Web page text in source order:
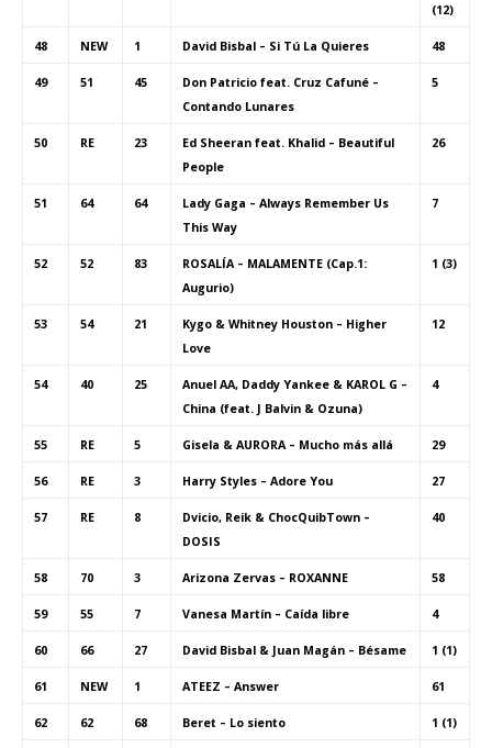
(12)
48 NEW 1 David Bisbal – Si Tú La Quieres 48
49 51 45
Don Patricio feat. Cruz Cafuné –
Contando Lunares
5
50 RE 23
Ed Sheeran feat. Khalid – Beautiful
People
26
51 64 64
Lady Gaga – Always Remember Us
This Way
7
52 52 83
ROSALÍA – MALAMENTE (Cap.1:
Augurio)
1 (3)
53 54 21
Kygo & Whitney Houston – Higher
Love
12
54 40 25
Anuel AA, Daddy Yankee & KAROL G –
China (feat. J Balvin & Ozuna)
4
55 RE 5 Gisela & AURORA – Mucho más allá 29
56 RE 3 Harry Styles – Adore You 27
57 RE 8
Dvicio, Reik & ChocQuibTown –
DOSIS
40
58 70 3 Arizona Zervas – ROXANNE 58
59 55 7 Vanesa Martín – Caída libre 4
60 66 27 David Bisbal & Juan Magán – Bésame 1 (1)
61 NEW 1 ATEEZ – Answer 61
62 62 68 Beret – Lo siento 1 (1)